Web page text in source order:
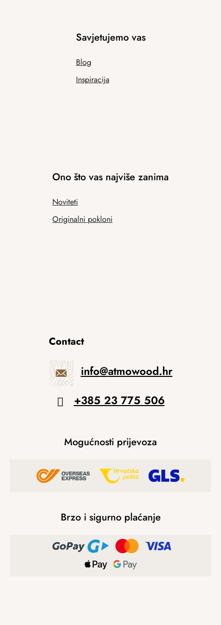
Savjetujemo vas
Blog
Inspiracija
Ono što vas najviše zanima
Noviteti
Originalni pokloni
Contact
info@atmowood.hr
+385 23 775 506
Mogućnosti prijevoza
Brzo i sigurno plaćanje